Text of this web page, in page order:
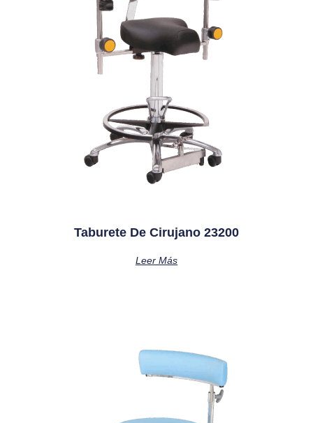
Taburete De Cirujano 23200
Leer Más